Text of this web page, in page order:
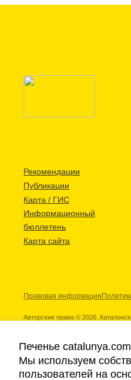
Рекомендации
Публикации
Карта / ГИС
Информационный
бюллетень
Карта сайта
Правовая информация
Авторские права © 2026.
Печенье catalunya.com
Мы используем
пользователей на